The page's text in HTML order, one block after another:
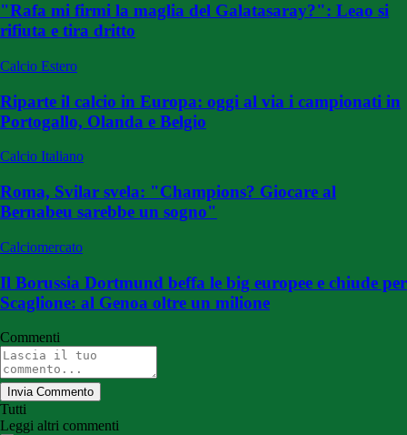
"Rafa mi firmi la maglia del Galatasaray?": Leao si
rifiuta e tira dritto
Calcio Estero
Riparte il calcio in Europa: oggi al via i campionati in
Portogallo, Olanda e Belgio
Calcio Italiano
Roma, Svilar svela: "Champions? Giocare al
Bernabeu sarebbe un sogno"
Calciomercato
Il Borussia Dortmund beffa le big europee e chiude per
Scaglione: al Genoa oltre un milione
Commenti
Invia Commento
Tutti
Leggi altri commenti